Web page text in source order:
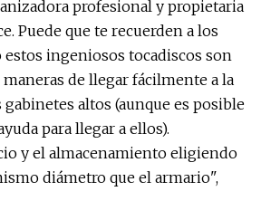
profesional y propietaria
Puede que te recuerden a los
estos ingeniosos tocadiscos son
de llegar fácilmente a la
altos (aunque es posible
para llegar a ellos).
y el almacenamiento eligiendo
diámetro que el armario",